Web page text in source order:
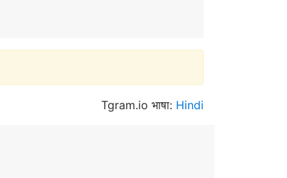
Tgram.io भाषा: Hindi